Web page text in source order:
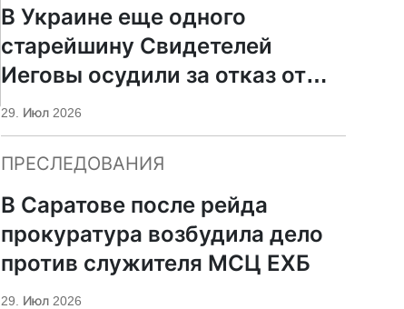
В Украине еще одного
старейшину Свидетелей
Иеговы осудили за отказ от
мобилизации
29. Июл 2026
ПРЕСЛЕДОВАНИЯ
В Саратове после рейда
прокуратура возбудила дело
против служителя МСЦ ЕХБ
29. Июл 2026